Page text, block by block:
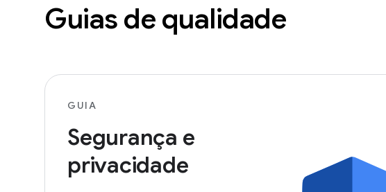
Guias de qualidade
GUIA
Segurança e
privacidade